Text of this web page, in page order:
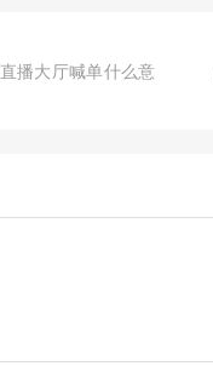
播大厅喊单什么意